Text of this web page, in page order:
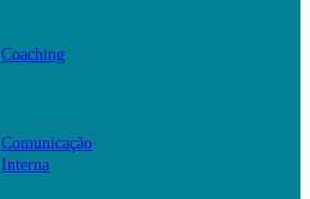
Coaching
Comunicação
Interna